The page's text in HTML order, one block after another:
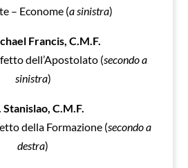
– Econome (a sinistra)
Francis, C.M.F.
dell’Apostolato (secondo a
sinistra)
Stanislao, C.M.F.
della Formazione (secondo a
destra)